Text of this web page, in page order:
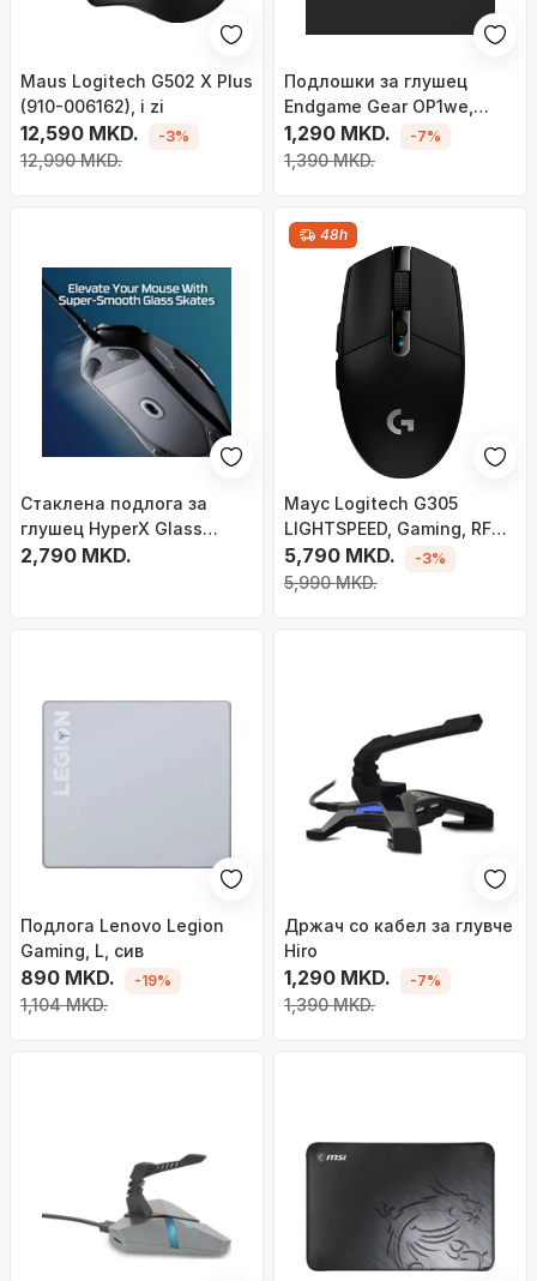
Maus Logitech G502 X Plus
(910-006162), i zi
12,590 MKD.
12,990 MKD.
-3%
Подлошки за глушец
Endgame Gear OP1we,
PTFE, сет за замена, бели
1,290 MKD.
1,390 MKD.
-7%
Стаклена подлога за
глушец HyperX Glass
Skates 9A0Q9AA,
2,790 MKD.
48h
Mayc Logitech G305
LIGHTSPEED, Gaming, RF
Wireless, црно
5,790 MKD.
5,990 MKD.
-3%
Подлога Lenovo Legion
Gaming, L, сив
890 MKD.
1,104 MKD.
-19%
Држач со кабел за глувче
Hiro
1,290 MKD.
1,390 MKD.
-7%